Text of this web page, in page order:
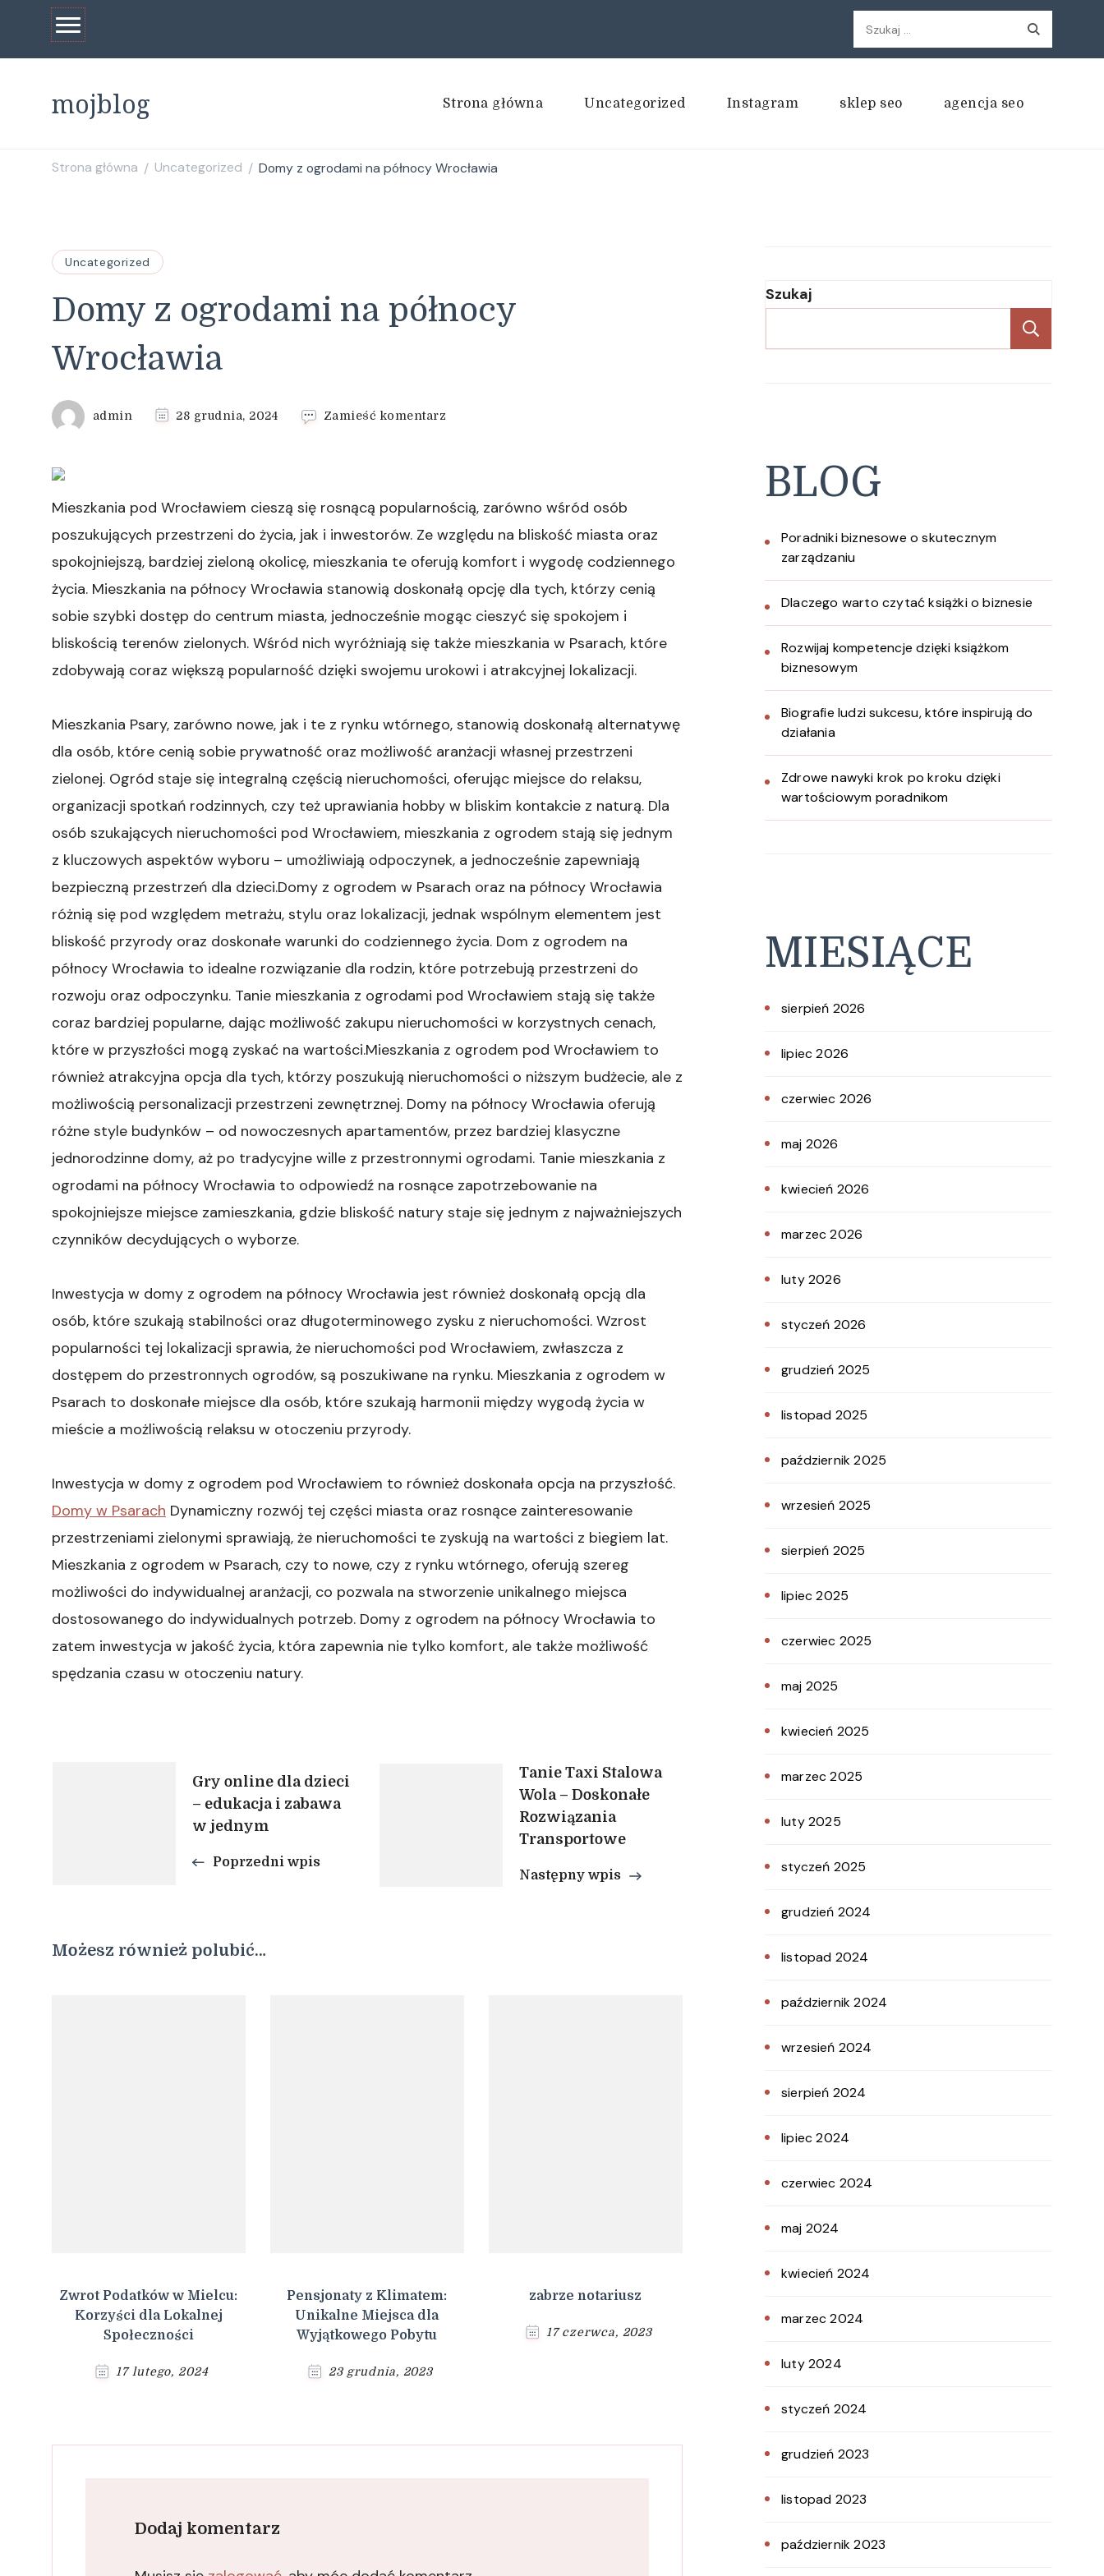
Szukaj:
mojblog Strona główna Uncategorized Instagram sklep seo agencja seo
Strona główna / Uncategorized / Domy z ogrodami na północy Wrocławia
Uncategorized
Domy z ogrodami na północy
Wrocławia
admin 28 grudnia, 2024 Zamieść komentarz
na
północy
Wrocławia
Mieszkania pod Wrocławiem cieszą się rosnącą popularnością, zarówno wśród osób
poszukujących przestrzeni do życia, jak i inwestorów. Ze względu na bliskość miasta oraz
spokojniejszą, bardziej zieloną okolicę, mieszkania te oferują komfort i wygodę codziennego
życia. Mieszkania na północy Wrocławia stanowią doskonałą opcję dla tych, którzy cenią
sobie szybki dostęp do centrum miasta, jednocześnie mogąc cieszyć się spokojem i
bliskością terenów zielonych. Wśród nich wyróżniają się także mieszkania w Psarach, które
zdobywają coraz większą popularność dzięki swojemu urokowi i atrakcyjnej lokalizacji.
Mieszkania Psary, zarówno nowe, jak i te z rynku wtórnego, stanowią doskonałą alternatywę
dla osób, które cenią sobie prywatność oraz możliwość aranżacji własnej przestrzeni
zielonej. Ogród staje się integralną częścią nieruchomości, oferując miejsce do relaksu,
organizacji spotkań rodzinnych, czy też uprawiania hobby w bliskim kontakcie z naturą. Dla
osób szukających nieruchomości pod Wrocławiem, mieszkania z ogrodem stają się jednym
z kluczowych aspektów wyboru – umożliwiają odpoczynek, a jednocześnie zapewniają
bezpieczną przestrzeń dla dzieci.Domy z ogrodem w Psarach oraz na północy Wrocławia
różnią się pod względem metrażu, stylu oraz lokalizacji, jednak wspólnym elementem jest
bliskość przyrody oraz doskonałe warunki do codziennego życia. Dom z ogrodem na
północy Wrocławia to idealne rozwiązanie dla rodzin, które potrzebują przestrzeni do
rozwoju oraz odpoczynku. Tanie mieszkania z ogrodami pod Wrocławiem stają się także
coraz bardziej popularne, dając możliwość zakupu nieruchomości w korzystnych cenach,
które w przyszłości mogą zyskać na wartości.Mieszkania z ogrodem pod Wrocławiem to
również atrakcyjna opcja dla tych, którzy poszukują nieruchomości o niższym budżecie, ale z
możliwością personalizacji przestrzeni zewnętrznej. Domy na północy Wrocławia oferują
różne style budynków – od nowoczesnych apartamentów, przez bardziej klasyczne
jednorodzinne domy, aż po tradycyjne wille z przestronnymi ogrodami. Tanie mieszkania z
ogrodami na północy Wrocławia to odpowiedź na rosnące zapotrzebowanie na
spokojniejsze miejsce zamieszkania, gdzie bliskość natury staje się jednym z najważniejszych
czynników decydujących o wyborze.
Inwestycja w domy z ogrodem na północy Wrocławia jest również doskonałą opcją dla
osób, które szukają stabilności oraz długoterminowego zysku z nieruchomości. Wzrost
popularności tej lokalizacji sprawia, że nieruchomości pod Wrocławiem, zwłaszcza z
dostępem do przestronnych ogrodów, są poszukiwane na rynku. Mieszkania z ogrodem w
Psarach to doskonałe miejsce dla osób, które szukają harmonii między wygodą życia w
mieście a możliwością relaksu w otoczeniu przyrody.
Inwestycja w domy z ogrodem pod Wrocławiem to również doskonała opcja na przyszłość.
Domy w Psarach Dynamiczny rozwój tej części miasta oraz rosnące zainteresowanie
przestrzeniami zielonymi sprawiają, że nieruchomości te zyskują na wartości z biegiem lat.
Mieszkania z ogrodem w Psarach, czy to nowe, czy z rynku wtórnego, oferują szereg
możliwości do indywidualnej aranżacji, co pozwala na stworzenie unikalnego miejsca
dostosowanego do indywidualnych potrzeb. Domy z ogrodem na północy Wrocławia to
zatem inwestycja w jakość życia, która zapewnia nie tylko komfort, ale także możliwość
spędzania czasu w otoczeniu natury.
NawigacjaGry online dla dzieci
– edukacja i zabawa
w jednym
Poprzedni wpis
Tanie Taxi Stalowa
Wola – Doskonałe
Rozwiązania
Transportowe
Następny wpis
Możesz również polubić…
Zwrot Podatków w Mielcu:
Korzyści dla Lokalnej
Społeczności
17 lutego, 2024
Pensjonaty z Klimatem:
Unikalne Miejsca dla
Wyjątkowego Pobytu
23 grudnia, 2023
zabrze notariusz
17 czerwca, 2023
Dodaj komentarz
Szukaj
BLOG
Poradniki biznesowe o skutecznym
zarządzaniu
Dlaczego warto czytać książki o biznesie
Rozwijaj kompetencje dzięki książkom
biznesowym
Biografie ludzi sukcesu, które inspirują do
działania
Zdrowe nawyki krok po kroku dzięki
wartościowym poradnikom
MIESIĄCE
sierpień 2026
lipiec 2026
czerwiec 2026
maj 2026
kwiecień 2026
marzec 2026
luty 2026
styczeń 2026
grudzień 2025
listopad 2025
październik 2025
wrzesień 2025
sierpień 2025
lipiec 2025
czerwiec 2025
maj 2025
kwiecień 2025
marzec 2025
luty 2025
styczeń 2025
grudzień 2024
listopad 2024
październik 2024
wrzesień 2024
sierpień 2024
lipiec 2024
czerwiec 2024
maj 2024
kwiecień 2024
marzec 2024
luty 2024
styczeń 2024
grudzień 2023
listopad 2023
październik 2023